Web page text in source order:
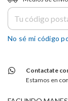
No sé mi código
Contactate
Estamos en